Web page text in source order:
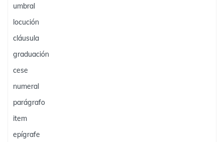
umbral
locución
cláusula
graduación
cese
numeral
parágrafo
item
epígrafe